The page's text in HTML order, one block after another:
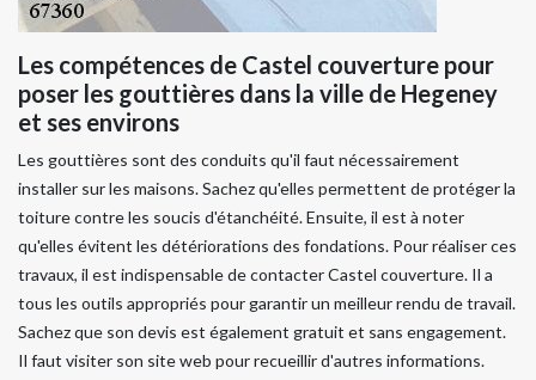
Les compétences de Castel couverture pour
poser les gouttières dans la ville de Hegeney
et ses environs
Les gouttières sont des conduits qu'il faut nécessairement
installer sur les maisons. Sachez qu'elles permettent de protéger la
toiture contre les soucis d'étanchéité. Ensuite, il est à noter
qu'elles évitent les détériorations des fondations. Pour réaliser ces
travaux, il est indispensable de contacter Castel couverture. Il a
tous les outils appropriés pour garantir un meilleur rendu de travail.
Sachez que son devis est également gratuit et sans engagement.
Il faut visiter son site web pour recueillir d'autres informations.